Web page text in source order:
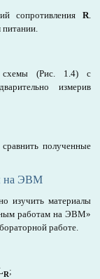
сопротивления R
схемы (Рис. 1.4) с
измерив
сравнить полученные
на ЭВМ
изучить материалы
работам на ЭВМ»
работе.
R;